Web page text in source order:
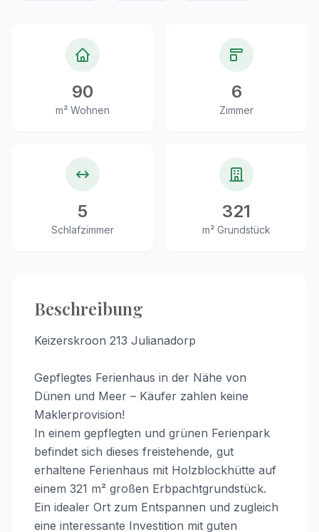
90
m² Wohnen
6
Zimmer
5
Schlafzimmer
321
m² Grundstück
Beschreibung
Keizerskroon 213 Julianadorp
Gepflegtes Ferienhaus in der Nähe von
Dünen und Meer – Käufer zahlen keine
Maklerprovision!
In einem gepflegten und grünen Ferienpark
befindet sich dieses freistehende, gut
erhaltene Ferienhaus mit Holzblockhütte auf
einem 321 m² großen Erbpachtgrundstück.
Ein idealer Ort zum Entspannen und zugleich
eine interessante Investition mit guten